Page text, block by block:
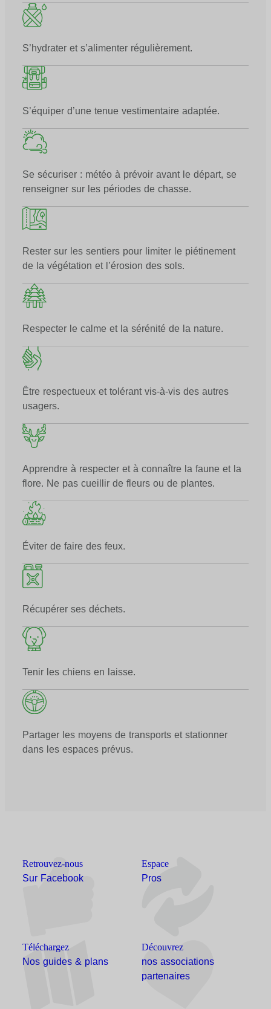
S’hydrater et s’alimenter régulièrement.
S’équiper d’une tenue vestimentaire adaptée.
Se sécuriser : météo à prévoir avant le départ, se
renseigner sur les périodes de chasse.
Rester sur les sentiers pour limiter le piétinement
de la végétation et l’érosion des sols.
Respecter le calme et la sérénité de la nature.
Être respectueux et tolérant vis-à-vis des autres
usagers.
Apprendre à respecter et à connaître la faune et la
flore. Ne pas cueillir de fleurs ou de plantes.
Éviter de faire des feux.
Récupérer ses déchets.
Tenir les chiens en laisse.
Partager les moyens de transports et stationner
dans les espaces prévus.
Retrouvez-nous
Sur Facebook
Espace
Pros
Téléchargez
Nos guides & plans
Découvrez
nos associations
partenaires